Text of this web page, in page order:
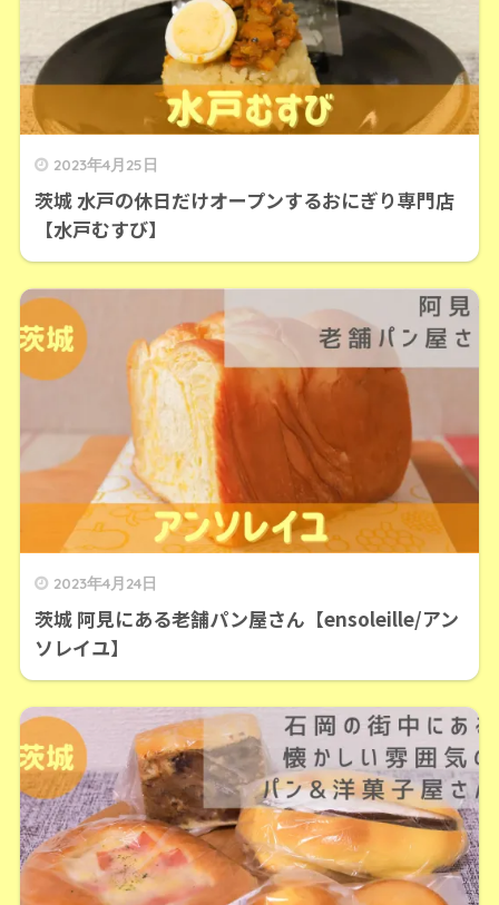
2023年4月25日
茨城 水戸の休日だけオープンするおにぎり専門店
【水戸むすび】
2023年4月24日
茨城 阿見にある老舗パン屋さん【ensoleille/アン
ソレイユ】